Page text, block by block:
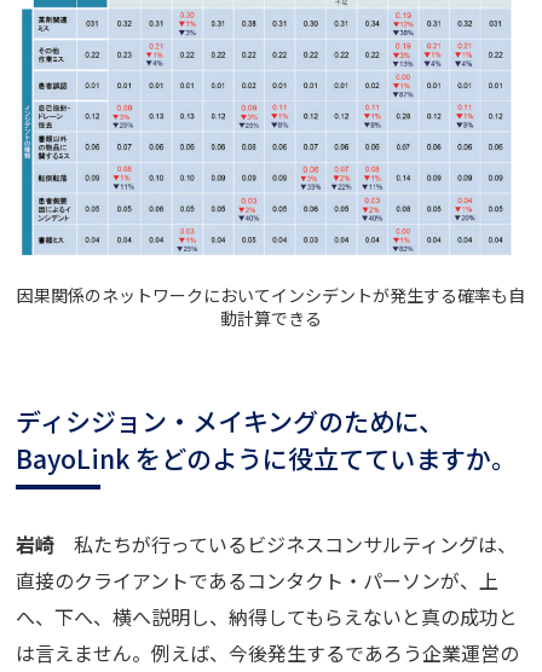
因果関係のネットワークにおいてインシデントが発生する確率も自
動計算できる
ディシジョン・メイキングのために、
BayoLink をどのように役立てていますか。
岩崎私たちが行っているビジネスコンサルティングは、
直接のクライアントであるコンタクト・パーソンが、上
へ、下へ、横へ説明し、納得してもらえないと真の成功と
は言えません。例えば、今後発生するであろう企業運営の